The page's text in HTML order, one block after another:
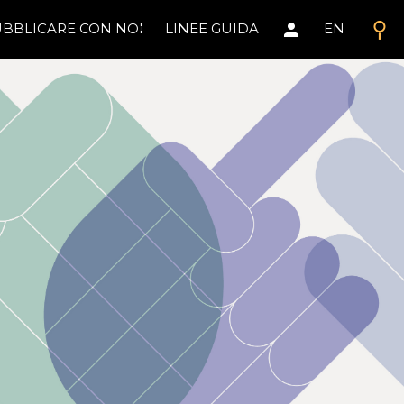
search
CON NOI LINEE GUIDA person EN